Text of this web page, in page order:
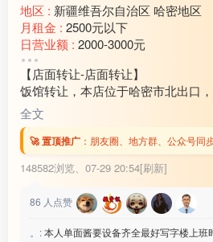
地区 : 新疆维吾尔自治区 哈密地区
月租金 : 2500元以下
日营业额 : 2000-3000元
转让费 :
【店面转让-店面转让】
饭馆转让，本店位于哈密市北出口
千，房租带住房3万2还剩半年房租
让，有意向的联系18***21
全文
🚀 置顶推广 ： 朋友圈、地方群、公众号同
148582浏览、 07-29 20:54[刷新]
86 人点赞
。:本人单面酱要设备齐全最好写字楼上